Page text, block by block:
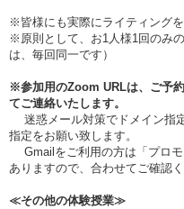
※皆様にも実際にライティングを
※原則として、お1人様1回のみ
は、毎回同一です）
※参加用のZoom URLは、ご予
てご連絡いたします。
迷惑メール対策でドメイン指
指定をお願い致します。
Gmailをご利用の方は「プロ
ありますので、合わせてご確認く
≪その他の体験授業≫